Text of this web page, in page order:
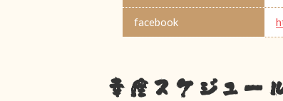
facebook
幸座スケジュー